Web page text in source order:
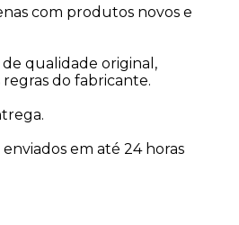
com produtos novos e
de qualidade original,
do fabricante.
em até 24 horas